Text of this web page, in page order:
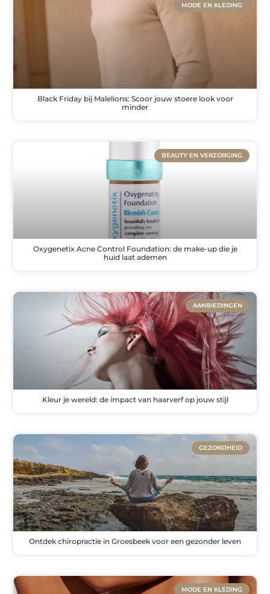
MODE EN KLEDING
Black Friday bij Malelions: Scoor jouw stoere look voor
minder
BEAUTY EN VERZORGING
Oxygenetix Acne Control Foundation: de make-up die je
huid laat ademen
AANBIEDINGEN
Kleur je wereld: de impact van haarverf op jouw stijl
GEZONDHEID
Ontdek chiropractie in Groesbeek voor een gezonder leven
MODE EN KLEDING